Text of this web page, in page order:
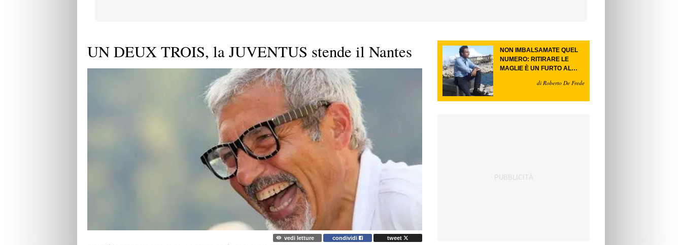
UN DEUX TROIS, la JUVENTUS stende il Nantes
vedi letture condividi
tweet
NON IMBALSAMATE QUEL
NUMERO: RITIRARE LE
MAGLIE È UN FURTO AL
di Roberto De Frede